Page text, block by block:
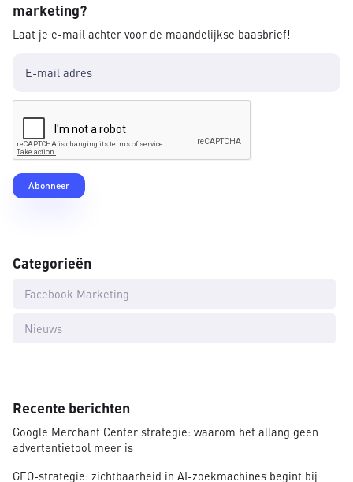
marketing?
Laat je e-mail achter voor de maandelijkse baasbrief!
Categorieën
Facebook Marketing
Nieuws
Recente berichten
Google Merchant Center strategie: waarom het allang geen
advertentietool meer is
GEO-strategie: zichtbaarheid in AI-zoekmachines begint bij